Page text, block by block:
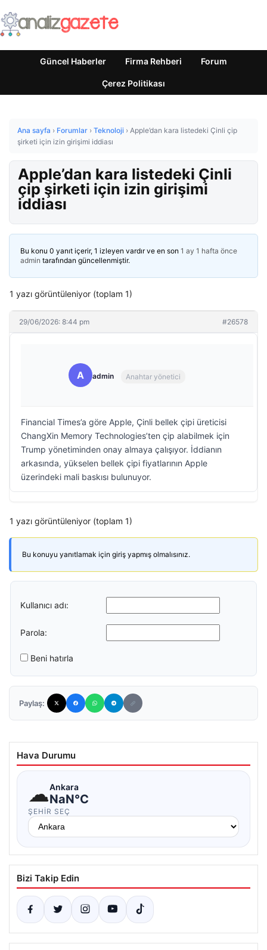
Güncel Haberler Firma Rehberi Forum
Çerez Politikası
Ana sayfa › Forumlar › Teknoloji › Apple’dan kara listedeki Çinli çip
şirketi için izin girişimi iddiası
Apple’dan kara listedeki Çinli
çip şirketi için izin girişimi
iddiası
Bu konu 0 yanıt içerir, 1 izleyen vardır ve en son 1 ay 1 hafta önce
admin tarafından güncellenmiştir.
1 yazı görüntüleniyor (toplam 1)
29/06/2026: 8:44 pm #26578
A admin Anahtar yönetici
Financial Times’a göre Apple, Çinli bellek çipi üreticisi
ChangXin Memory Technologies’ten çip alabilmek için
Trump yönetiminden onay almaya çalışıyor. İddianın
arkasında, yükselen bellek çipi fiyatlarının Apple
üzerindeki mali baskısı bulunuyor.
1 yazı görüntüleniyor (toplam 1)
Bu konuyu yanıtlamak için giriş yapmış olmalısınız.
Kullanıcı adı:
Parola:
Beni hatırla
Paylaş:
Hava Durumu
☁Ankara
NaN°C
ŞEHIR SEÇ
Bizi Takip Edin